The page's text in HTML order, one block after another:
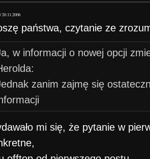
/20.11.2006
państwa, czytanie ze
w informacji o nowej opcji
zanim zajmę się
mi się, że pytanie w